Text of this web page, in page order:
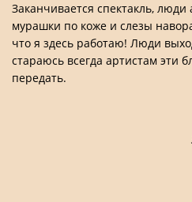
Заканчивается спектакль,
мурашки по коже и слезы
что я здесь работаю! Люди
стараюсь всегда артистам эти
передать.